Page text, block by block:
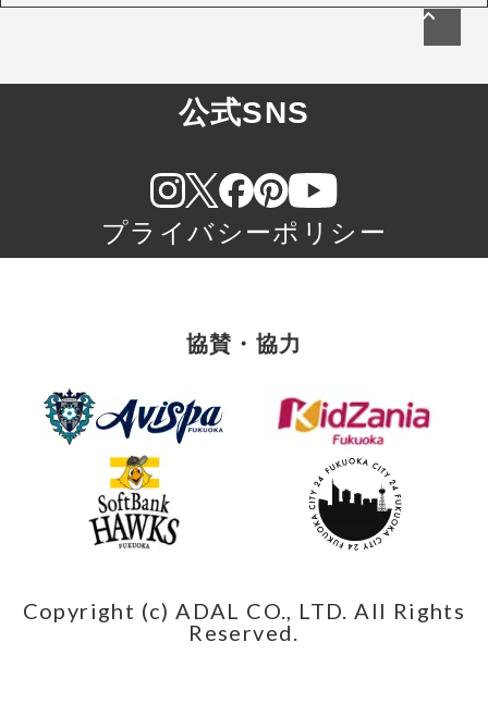
公式SNS
プライバシーポリシー
協賛・協力
Copyright (c) ADAL CO., LTD. All Rights
Reserved.